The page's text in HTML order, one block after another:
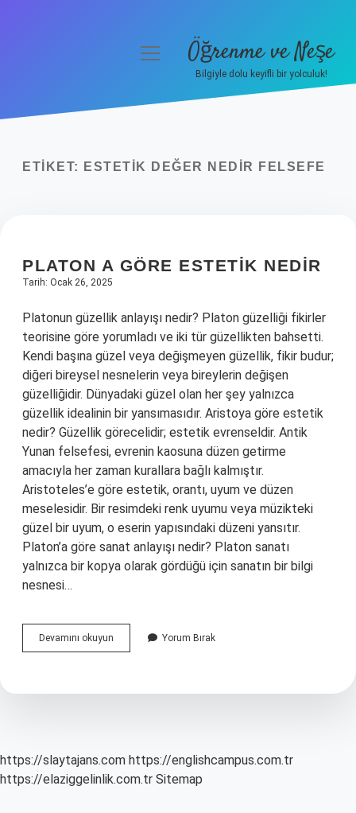
Yasal Uyarı
menüyüÖğrenme ve Neşe
Bilgiyle dolu keyifli bir yolculuk!
ETIKET: ESTETIK DEĞER NEDIR FELSEFE
PLATON A GÖRE ESTETIK NEDIR
Tarih: Ocak 26, 2025
Platonun güzellik anlayışı nedir? Platon güzelliği fikirler
teorisine göre yorumladı ve iki tür güzellikten bahsetti.
Kendi başına güzel veya değişmeyen güzellik, fikir budur;
diğeri bireysel nesnelerin veya bireylerin değişen
güzelliğidir. Dünyadaki güzel olan her şey yalnızca
güzellik idealinin bir yansımasıdır. Aristoya göre estetik
nedir? Güzellik görecelidir; estetik evrenseldir. Antik
Yunan felsefesi, evrenin kaosuna düzen getirme
amacıyla her zaman kurallara bağlı kalmıştır.
Aristoteles’e göre estetik, orantı, uyum ve düzen
meselesidir. Bir resimdeki renk uyumu veya müzikteki
güzel bir uyum, o eserin yapısındaki düzeni yansıtır.
Platon’a göre sanat anlayışı nedir? Platon sanatı
yalnızca bir kopya olarak gördüğü için sanatın bir bilgi
nesnesi…
Devamını okuyun
A
Nedir
Yorum Bırak
https://slaytajans.com https://englishcampus.com.tr
https://elaziggelinlik.com.tr Sitemap